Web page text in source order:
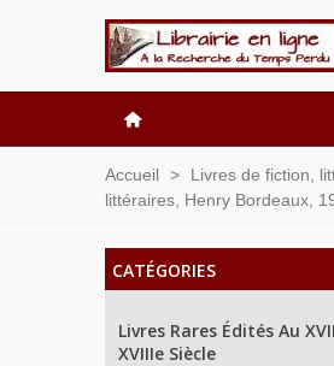
Accueil > Livres de fiction,
littéraires, Henry Bordeaux,
CATÉGORIES
Livres Rares Édités Au
XVIIIe Siècle